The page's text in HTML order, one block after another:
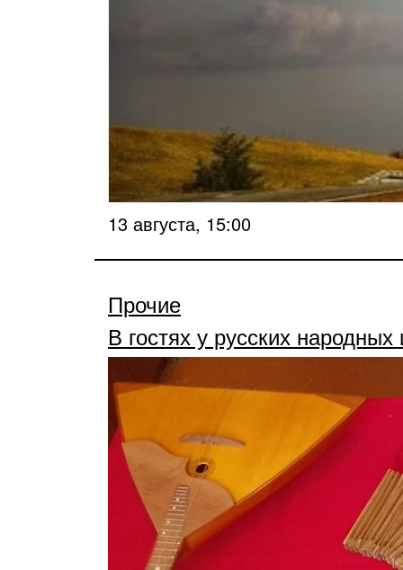
13 августа, 15:00
Прочие
В гостях у русских